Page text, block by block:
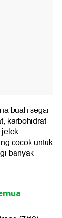
buah segar
karbohidrat
jelek
cocok untuk
banyak